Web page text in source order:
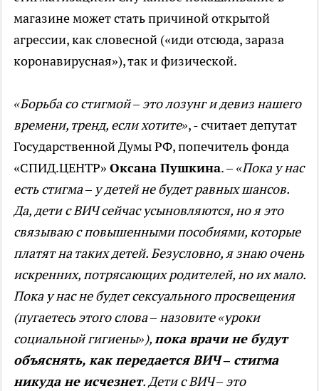
магазине может стать причиной открытой
агрессии, как словесной («иди отсюда, зараза
коронавирусная»), так и физической.
«Борьба со стигмой – это лозунг и девиз нашего
времени, тренд, если хотите», - считает депутат
Государственной Думы РФ, попечитель фонда
«СПИД.ЦЕНТР» Оксана Пушкина. –«Пока у нас
есть стигма – у детей не будет равных шансов.
Да, дети с ВИЧ сейчас усыновляются, но я это
связываю с повышенными пособиями, которые
платят на таких детей. Безусловно, я знаю очень
искренних, потрясающих родителей, но их мало.
Пока у нас не будет сексуального просвещения
(пугаетесь этого слова – назовите «уроки
социальной гигиены»),пока врачи не будут
объяснять, как передается ВИЧ – стигма
никуда не исчезнет. Дети с ВИЧ – это